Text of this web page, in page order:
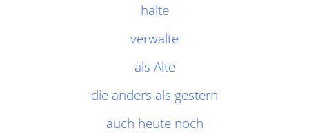
halte
verwalte
als Alte
die anders als gestern
auch heute noch